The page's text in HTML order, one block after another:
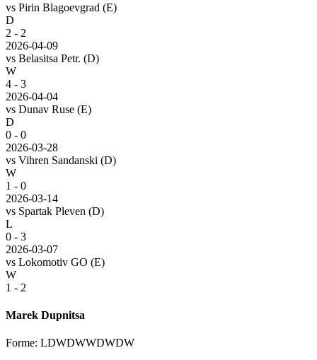
vs Pirin Blagoevgrad (E)
D
2 - 2
2026-04-09
vs Belasitsa Petr. (D)
W
4 - 3
2026-04-04
vs Dunav Ruse (E)
D
0 - 0
2026-03-28
vs Vihren Sandanski (D)
W
1 - 0
2026-03-14
vs Spartak Pleven (D)
L
0 - 3
2026-03-07
vs Lokomotiv GO (E)
W
1 - 2
Marek Dupnitsa
Forme: LDWDWWDWDW